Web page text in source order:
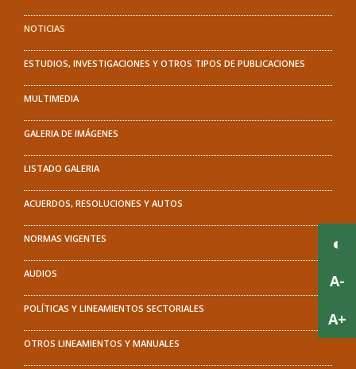
NOTICIAS
ESTUDIOS, INVESTIGACIONES Y OTROS TIPOS DE PUBLICACIONES
MULTIMEDIA
GALERIA DE IMÁGENES
LISTADO GALERIA
ACUERDOS, RESOLUCIONES Y AUTOS
NORMAS VIGENTES
AUDIOS
POLÍTICAS Y LINEAMIENTOS SECTORIALES
OTROS LINEAMIENTOS Y MANUALES